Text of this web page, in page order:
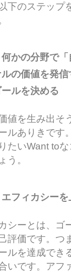
下のステップ
何かの分野で「
の価値を発信
ールを決める
値を生み出そ
ルありきです
たいWant to
う。
エフィカシー
シーとは、ゴ
評価です。つ
ルを達成でき
いです。アフ